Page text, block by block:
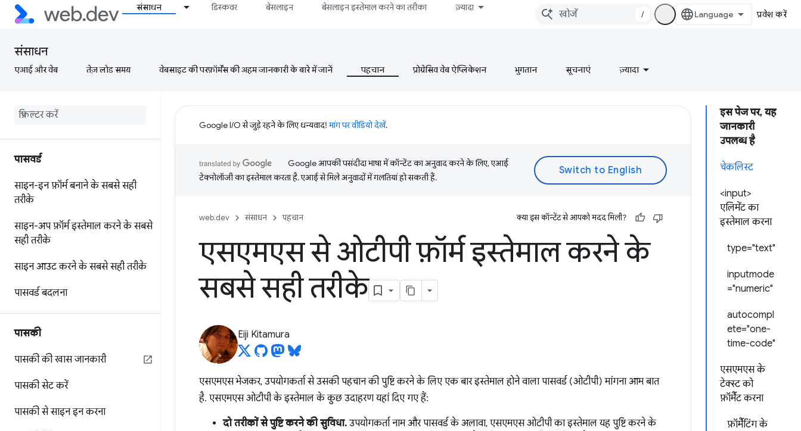
संसाधन डिस्कवर बेसलाइन बेसलाइन इस्तेमाल करने का तरीका ज़्यादा
/ प्रवेश करें
संसाधन
एआई और वेब तेज़ लोड समय वेबसाइट की परफ़ॉर्मेंस की अहम जानकारी के बारे में जानें पहचान प्रोग्रेसिव वेब ऐप्लिकेशन भुगतान सूचनाएं ज़्यादा
पासवर्ड
साइन-इन फ़ॉर्म बनाने के सबसे सही
तरीके
साइन-अप फ़ॉर्म इस्तेमाल करने के सबसे
सही तरीके
साइन आउट करने के सबसे सही तरीके
पासवर्ड बदलना
पासकी
पासकी की खास जानकारी
पासकी सेट करें
पासकी से साइन इन करना
इस पेज पर, यह
जानकारी
उपलब्ध है
चेकलिस्ट
<input>
एलिमेंट का
इस्तेमाल करना
type="text"
inputmode
="numeric"
autocompl
ete="one-
time-code"
एसएमएस के
टेक्स्ट को
फ़ॉर्मैट करना
फ़ॉर्मैटिंग के
Google I/O से जुड़े रहने के लिए धन्यवाद!मांग पर वीडियो देखें.
Google आपकी पसंदीदा भाषा में कॉन्टेंट का अनुवाद करने के लिए, एआई
टेक्नोलॉजी का इस्तेमाल करता है. एआई से मिले अनुवादों में गलतियां हो सकती हैं.
web.dev संसाधन पहचान क्या इस कॉन्टेंट से आपको मदद मिली?
एसएमएस से ओटीपी फ़ॉर्म इस्तेमाल करने के
सबसे सही तरीके
Eiji Kitamura
एसएमएस भेजकर, उपयोगकर्ता से उसकी पहचान की पुष्टि करने के लिए एक बार इस्तेमाल होने वाला पासवर्ड (ओटीपी) मांगना आम बात
है. एसएमएस ओटीपी के इस्तेमाल के कुछ उदाहरण यहां दिए गए हैं:
दो तरीकों से पुष्टि करने की सुविधा. उपयोगकर्ता नाम और पासवर्ड के अलावा, एसएमएस ओटीपी का इस्तेमाल यह पुष्टि करने के